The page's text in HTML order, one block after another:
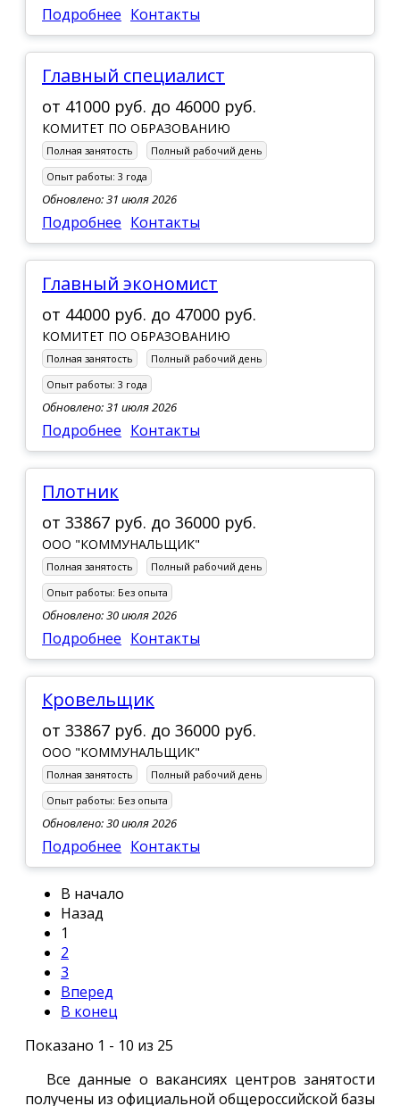
Подробнее Контакты
Главный специалист
от 41000 руб. до 46000 руб.
КОМИТЕТ ПО ОБРАЗОВАНИЮ
Полная занятость
Полный рабочий день
Опыт работы: 3 года
Обновлено: 31 июля 2026
Подробнее Контакты
Главный экономист
от 44000 руб. до 47000 руб.
КОМИТЕТ ПО ОБРАЗОВАНИЮ
Полная занятость
Полный рабочий день
Опыт работы: 3 года
Обновлено: 31 июля 2026
Подробнее Контакты
плотник
от 33867 руб. до 36000 руб.
ООО "КОММУНАЛЬЩИК"
Полная занятость
Полный рабочий день
Опыт работы: Без опыта
Обновлено: 30 июля 2026
Подробнее Контакты
Кровельщик
от 33867 руб. до 36000 руб.
ООО "КОММУНАЛЬЩИК"
Полная занятость
Полный рабочий день
Опыт работы: Без опыта
Обновлено: 30 июля 2026
Подробнее Контакты
В начало
Назад
1
2
3
Вперед
В конец
Показано 1 - 10 из 25
Все данные о вакансиях центров занятости
получены из официальной общероссийской базы